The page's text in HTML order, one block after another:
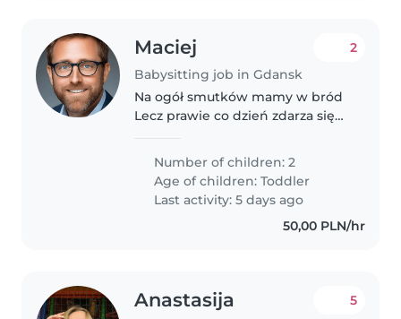
Maciej
Babysitting job in Gdansk
2
Na ogół smutków mamy w bród
Lecz prawie co dzień zdarza się
O czym długo opowiada potem
Number of children: 2
Age of children:Toddler
Last activity: 5 days ago
50,00 PLN/hr
Anastasija 5